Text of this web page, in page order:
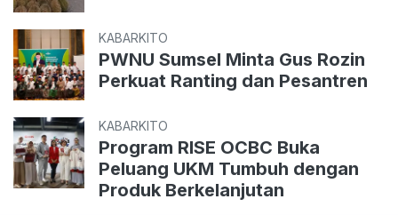
KABARKITO
PWNU Sumsel Minta Gus Rozin
Perkuat Ranting dan Pesantren
KABARKITO
Program RISE OCBC Buka
Peluang UKM Tumbuh dengan
Produk Berkelanjutan